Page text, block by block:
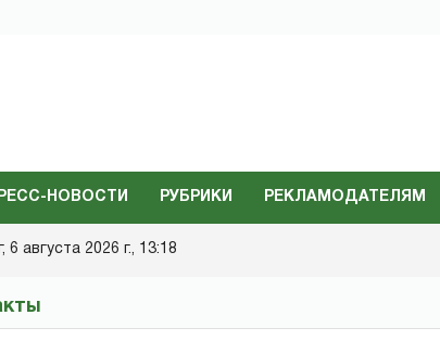
НОВОСТИ РУБРИКИ РЕКЛАМОДАТЕЛЯМ
6 августа 2026 г., 13:18